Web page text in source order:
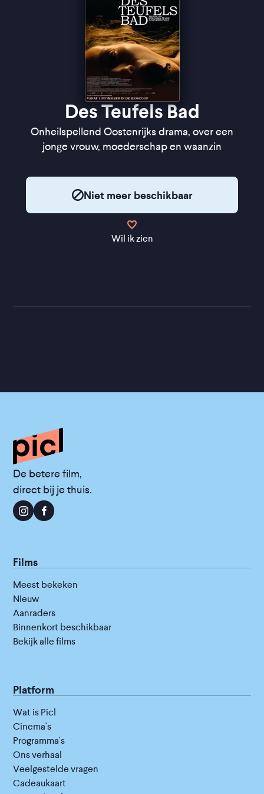
Des Teufels Bad
Onheilspellend Oostenrijks drama, over een
jonge vrouw, moederschap en waanzin
Niet meer beschikbaar
Wil ik zien
De betere film,
direct bij je thuis.
Films
Meest bekeken
Nieuw
Aanraders
Binnenkort beschikbaar
Bekijk alle films
Platform
Wat is Picl
Cinema's
Programma's
Ons verhaal
Veelgestelde vragen
Cadeaukaart